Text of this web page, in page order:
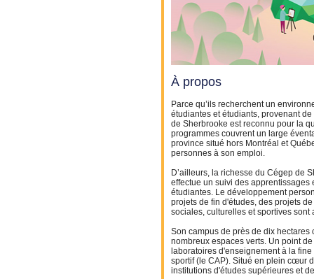
À propos
Parce qu’ils recherchent un
étudiantes et étudiants, provenant
de Sherbrooke est reconnu pour la
programmes couvrent un large
province situé hors Montréal et
personnes à son emploi.
D’ailleurs, la richesse du Cégep de
effectue un suivi des
étudiantes. Le développement
projets de fin d'études, des projets
sociales, culturelles et sportives
Son campus de près de dix
nombreux espaces verts. Un point
laboratoires d'enseignement à la
sportif (le CAP). Situé en plein cœur
institutions d'études supérieures et